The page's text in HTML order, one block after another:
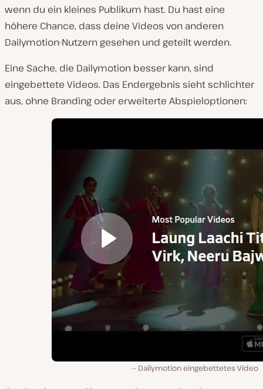
wenn du ein kleines Publikum hast. Du hast eine
höhere Chance, dass deine Videos von anderen
Dailymotion-Nutzern gesehen und geteilt werden.
Eine Sache, die Dailymotion besser kann, sind
eingebettete Videos. Das Endergebnis sieht schlichter
aus, ohne Branding oder erweiterte Abspieloptionen:
Dailymotion eingebettetes Video